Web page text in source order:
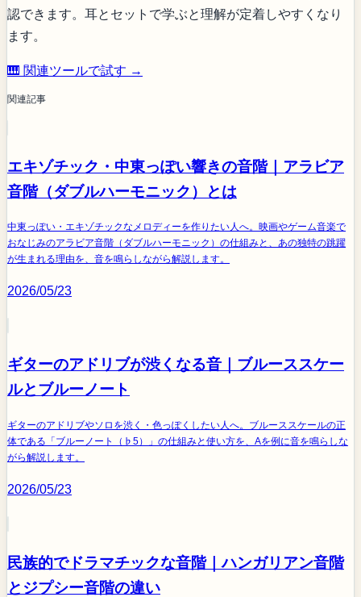
認できます。耳とセットで学ぶと理解が定着しやすくなり
ます。
🎹 関連ツールで試す →
関連記事
エキゾチック・中東っぽい響きの音階｜アラビア
音階（ダブルハーモニック）とは
中東っぽい・エキゾチックなメロディーを作りたい人へ。映画やゲーム音楽で
おなじみのアラビア音階（ダブルハーモニック）の仕組みと、あの独特の跳躍
が生まれる理由を、音を鳴らしながら解説します。
2026/05/23
ギターのアドリブが渋くなる音｜ブルーススケー
ルとブルーノート
ギターのアドリブやソロを渋く・色っぽくしたい人へ。ブルーススケールの正
体である「ブルーノート（♭5）」の仕組みと使い方を、Aを例に音を鳴らしな
がら解説します。
2026/05/23
民族的でドラマチックな音階｜ハンガリアン音階
とジプシー音階の違い